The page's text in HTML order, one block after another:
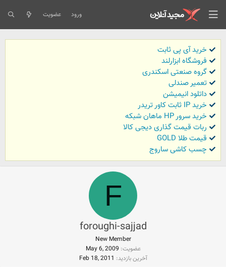
ورود عضویت
خرید آی پی ثابت
فروشگاه ابزارلند
گروه صنعتی اسکندری
تعمیر صندلی
داتلود انیمیشن
خرید IP ثابت کاور تریدر
خرید سرور HP ماهان شبکه
ربات قیمت گذاری دیجی کالا
قیمت طلا GOLD
چسب کاشی ساروج
F
foroughi-sajjad
New Member
عضویت May 6, 2009
آخرین بازدید Feb 18, 2011